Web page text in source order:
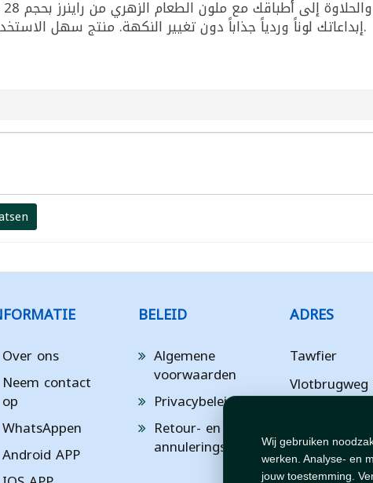
Wij gebruiken
werken. Analyse- en
jouw toestemming.
إبداعاتك لوناً وردياً جذاباً دون تغيير النكهة. منتج سهل الاستخدام وموثوق لتزيين الحلويات والمعجنات الشرقية والغربية.
Over ons
Neem contact
op
WhatsAppen
Android APP
BELEID
Algemene
voorwaarden
Privacybeleid
Retour- en
annuleringsbeleid
ADRES
Tawfier
Flevoland
NL